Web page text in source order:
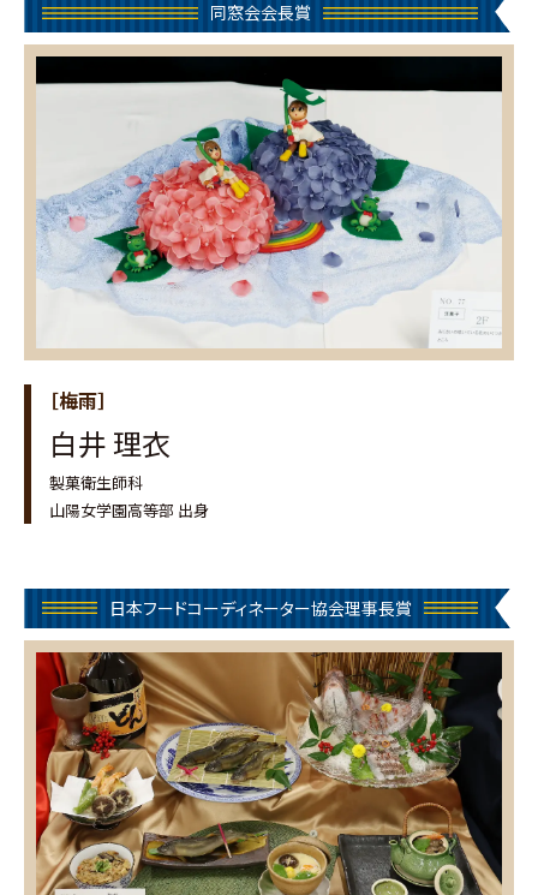
同窓会会長賞
［梅雨］
白井 理衣
製菓衛生師科
山陽女学園高等部 出身
日本フードコーディネーター協会理事長賞